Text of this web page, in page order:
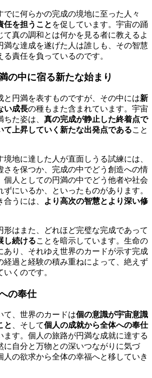
でに何らかの完成の境地に至った人々
任を担うこと を促しています。宇宙の踊
て真の調和とは何かを見る者に教えるよ
満な達成を遂げた人は誰しも、その智慧
責任を負っているのです。
の中に宿る新たな始まり
と円満を表すものですが、その中には新
い成長の種もまた含まれています。宇宙
た姿は、 真の完成が静止した終着点で
て上昇していく新たな出発点であること
地に達した人が直面しうる試練には、
さを保つか、完成の中でどう創造への情
個人としての円満の中でどう他者や社会
にいるか、といったものがあります。
うには、
より高次の智慧とより深い修
形はまた、どれほど完璧な完成であって
し続けることを暗示しています。生命の
あり、それゆえ世界のカードが示す完成
経過と経験の積み重ねによって、絶えず
くのです。
の奉仕
て、世界のカードは個の意識が宇宙意識
と 、そして個人の成就から全体への奉仕
ます。個人の旅路が円満な成就に達する
に自分と万物との深いつながりに気づ
人の欲求から全体の幸福へと移していき